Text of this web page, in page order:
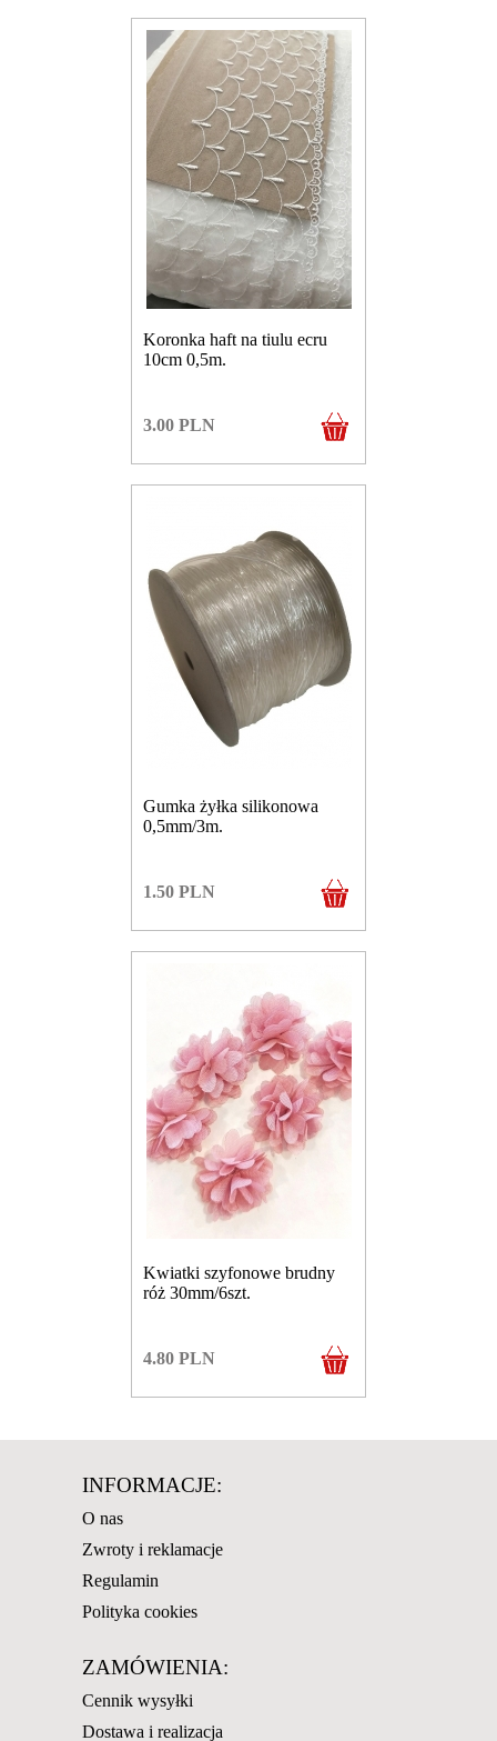
Koronka haft na tiulu ecru
10cm 0,5m.
3.00 PLN
Gumka żyłka silikonowa
0,5mm/3m.
1.50 PLN
Kwiatki szyfonowe brudny
róż 30mm/6szt.
4.80 PLN
INFORMACJE:
O nas
Zwroty i reklamacje
Regulamin
Polityka cookies
ZAMÓWIENIA:
Cennik wysyłki
Dostawa i realizacja